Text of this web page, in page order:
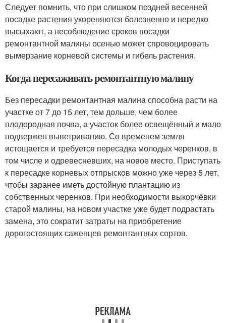
Следует помнить, что при слишком поздней весенней
посадке растения укореняются болезненно и нередко
высыхают, а несоблюдение сроков посадки
ремонтантной малины осенью может спровоцировать
вымерзание корневой системы и гибель растения.
Когда пересаживать ремонтантную малину
Без пересадки ремонтантная малина способна расти на
участке от 7 до 15 лет, тем дольше, чем более
плодородная почва, а участок более освещённый и мало
подвержен выветриванию. Со временем земля
истощается и требуется пересадка молодых черенков, в
том числе и одревесневших, на новое место. Приступать
к пересадке корневых отпрысков можно уже через 5 лет,
чтобы заранее иметь достойную плантацию из
собственных черенков. При необходимости выкорчёвки
старой малины, на новом участке уже будет подрастать
замена, это сократит затраты на приобретение
дорогостоящих саженцев ремонтантных сортов.